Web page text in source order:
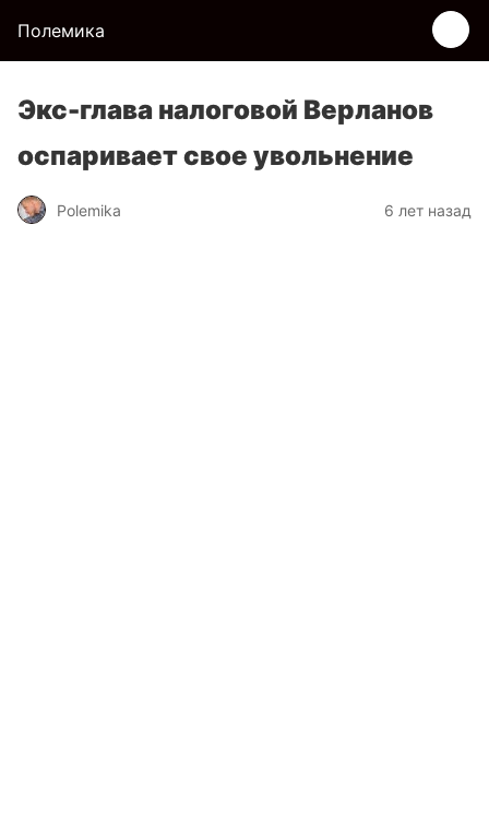
Полемика
Экс-глава налоговой Верланов
оспаривает свое увольнение
Polemika 6 лет назад